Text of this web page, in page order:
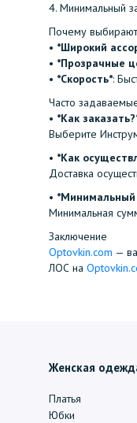
4.⁠ ⁠Минимальный
Почему
•⁠ ⁠ *Широкий
•⁠ ⁠ *Прозрачные
•⁠ ⁠ *Скорость*:
Часто
•⁠ ⁠*Как
Выберите
•⁠ ⁠ *Как
Доставка
•⁠ ⁠ *Минимальный
Минимальная
Заключение
Optovkin.com —
ЛОС на
Женская
Платья
Юбки